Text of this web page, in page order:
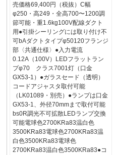
売価格69,400円（税抜）C幅
φ250・高249・全高700〜1200調
節可能・重1.6kg100V配線ダクト
用●引掛シーリングには取り付け不
可bAダクトタイプφ50120フランジ
部〈共通仕様〉●入力電流
0.12A（100V）LEDフラットラン
プφ70 クラス7001灯（口金
GX53-1）●ガラスセード（透明）
コードアジャスタ取付可能
（LK01089・別売）●ランプは口金
GX53-1、外径70mmまで取付可能
bs0R調光不可拡散LEDランプ交換
可能電球色2700KRa83温白色
3500KRa83電球色2700KRa83温
白色3500KRa83電球色
2700KRa83温白色3500KRa83●コ